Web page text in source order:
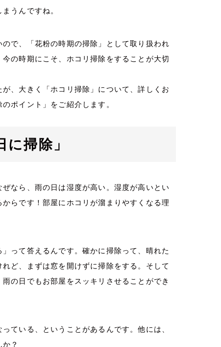
うんですね。
で、「花粉の時期の掃除」として取り扱われ
の時期にこそ、ホコリ掃除をすることが大切
、大きく「ホコリ掃除」について、詳しくお
ポイント」をご紹介します。
掃除」
なら、雨の日は湿度が高い。湿度が高いとい
らです！部屋にホコリが溜まりやすくなる理
って答えるんです。確かに掃除って、晴れた
ど、まずは窓を開けずに掃除をする。そして
の日でもお部屋をスッキリさせることができ
ている、ということがあるんです。他には、
？